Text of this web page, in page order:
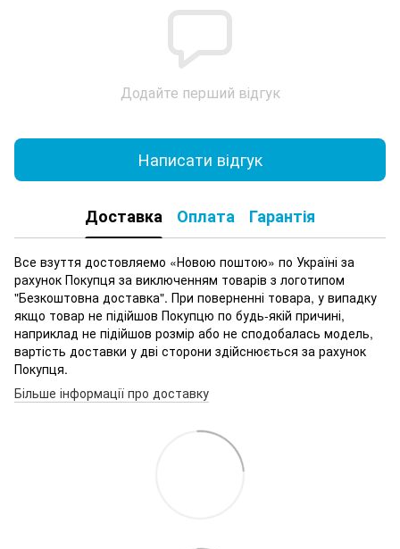
Додайте перший відгук
Написати відгук
Доставка Оплата Гарантія
Все взуття достовляемо «Новою поштою» по Україні за
рахунок Покупця за виключенням товарів з логотипом
"Безкоштовна доставка". При поверненні товара, у випадку
якщо товар не підійшов Покупцю по будь-якій причині,
наприклад не підійшов розмір або не сподобалась модель,
вартість доставки у дві сторони здійснюється за рахунок
Покупця.
Більше інформації про доставку